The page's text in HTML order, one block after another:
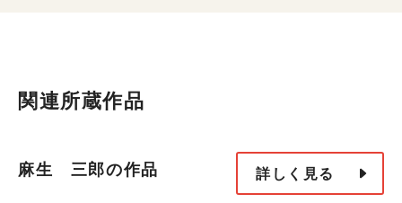
関連所蔵作品
麻生 三郎の作品 詳しく見る